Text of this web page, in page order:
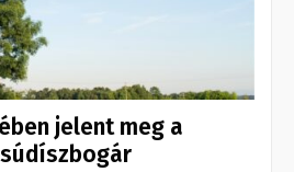
jelent meg a